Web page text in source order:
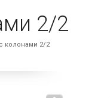
2/2
колонами 2/2